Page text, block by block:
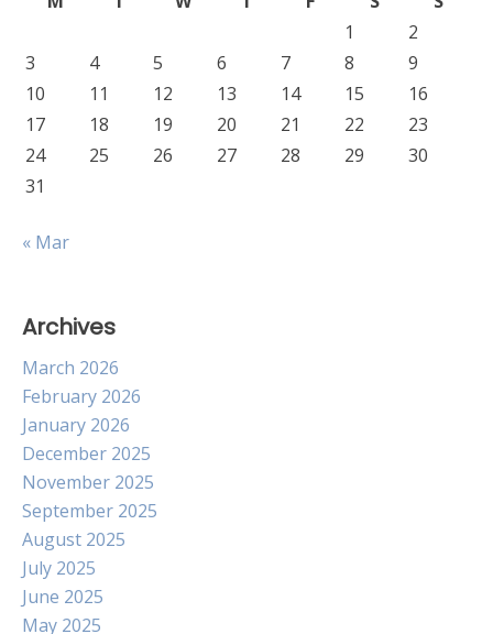
1
2
3
4 5 6 7 8
9
10
11 12 13 14 15
16
17
18 19 20 21 22
23
24
25 26 27 28 29
30
31
« Mar
Archives
March 2026
February 2026
January 2026
December 2025
November 2025
September 2025
August 2025
July 2025
June 2025
May 2025